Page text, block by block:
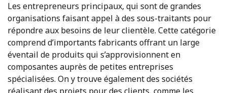
Les entrepreneurs principaux, qui sont de grandes
organisations faisant appel à des sous-traitants pour
répondre aux besoins de leur clientèle. Cette catégorie
comprend d’importants fabricants offrant un large
éventail de produits qui s’approvisionnent en
composantes auprès de petites entreprises
spécialisées. On y trouve également des sociétés